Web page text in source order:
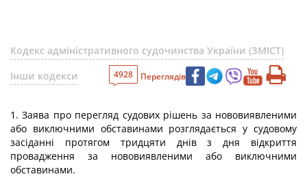
Кодекс адміністративного судочинства України (ЗМІСТ)
Інши кодекси
4928 Переглядів
1. Заява про перегляд судових рішень за нововиявленими
або виключними обставинами розглядається у судовому
засіданні протягом тридцяти днів з дня відкриття
провадження за нововиявленими або виключними
обставинами.